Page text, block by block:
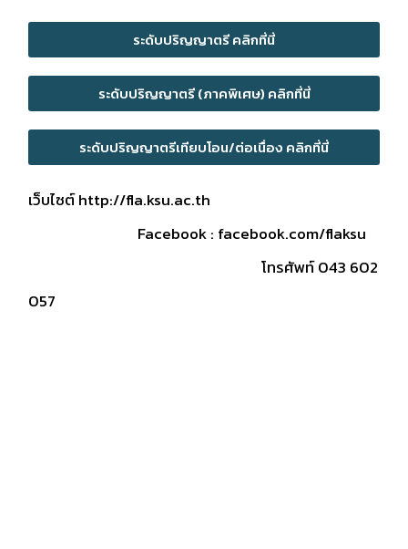
ระดับปริญญาตรี คลิกที่นี่
ระดับปริญญาตรี (ภาคพิเศษ) คลิกที่นี่
ระดับปริญญาตรีเทียบโอน/ต่อเนื่อง คลิกที่นี่
เว็บไซต์http://fla.ksu.ac.th
Facebook : facebook.com/flaksu
โทรศัพท์ 043 602
057